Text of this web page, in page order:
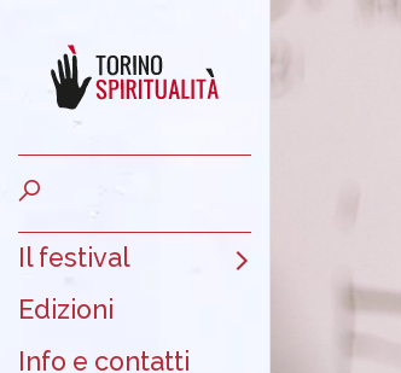
Il festival
Edizioni
Info e contatti